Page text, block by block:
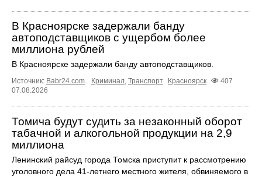
В Красноярске задержали банду
автоподставщиков с ущербом более
миллиона рублей
В Красноярске задержали банду автоподставщиков.
Источник: Babr24.com. Криминал, Транспорт Красноярск
407
07.08.2026
Томича будут судить за незаконный оборот
табачной и алкогольной продукции на 2,9
миллиона
Ленинский райсуд города Томска приступит к рассмотрению
уголовного дела 41-летнего местного жителя, обвиняемого в